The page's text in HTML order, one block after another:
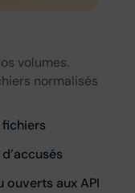
volumes.
normalisés
aux API